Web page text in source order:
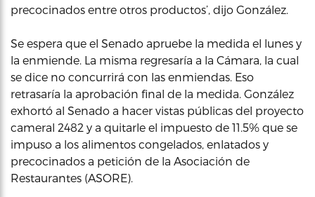
precocinados entre otros productos’, dijo González.
Se espera que el Senado apruebe la medida el lunes y
la enmiende. La misma regresaría a la Cámara, la cual
se dice no concurrirá con las enmiendas. Eso
retrasaría la aprobación final de la medida. González
exhortó al Senado a hacer vistas públicas del proyecto
cameral 2482 y a quitarle el impuesto de 11.5% que se
impuso a los alimentos congelados, enlatados y
precocinados a petición de la Asociación de
Restaurantes (ASORE).